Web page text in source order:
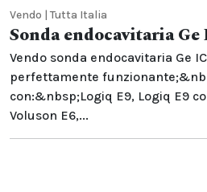
Vendo | Tutta Italia
Sonda endocavitaria
Vendo sonda endocavitaria Ge
perfettamente
con:&nbsp;Logiq E9, Logiq E9
Voluson E6,...